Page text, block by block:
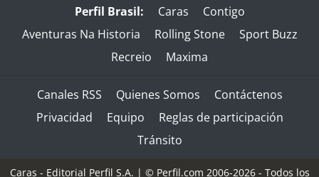
Perfil Brasil: Caras
Contigo
Aventuras Na Historia
Rolling Stone
Sport Buzz
Recreio
Maxima
Canales RSS Quienes Somos
Contáctenos
Privacidad
Equipo
Reglas de participación
Tránsito
Caras - Editorial Perfil S.A. | © Perfil.com 2006-2026 - Todos los